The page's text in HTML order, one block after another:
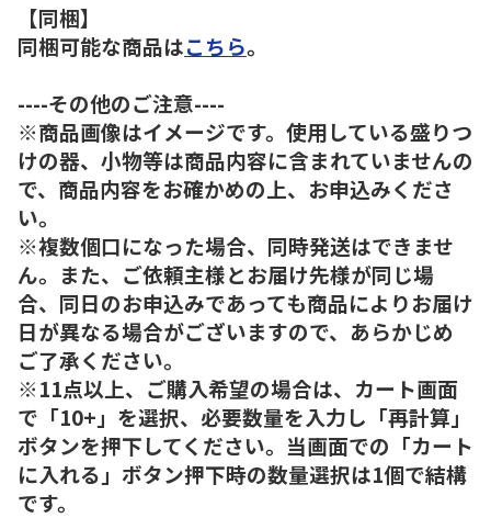
【同梱】
同梱可能な商品はこちら。
----その他のご注意----
※商品画像はイメージです。使用している盛りつ
けの器、小物等は商品内容に含まれていませんの
で、商品内容をお確かめの上、お申込みくださ
い。
※複数個口になった場合、同時発送はできませ
ん。また、ご依頼主様とお届け先様が同じ場
合、同日のお申込みであっても商品によりお届け
日が異なる場合がございますので、あらかじめ
ご了承ください。
※11点以上、ご購入希望の場合は、カート画面
で「10+」を選択、必要数量を入力し「再計算」
ボタンを押下してください。当画面での「カート
に入れる」ボタン押下時の数量選択は1個で結構
です。